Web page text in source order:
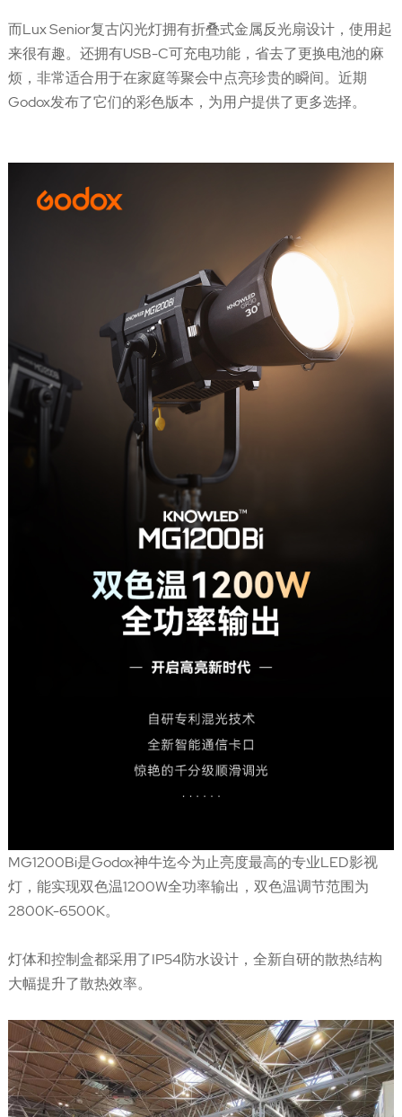
而Lux Senior复古闪光灯拥有折叠式金属反光扇设计，使用起
来很有趣。还拥有USB-C可充电功能，省去了更换电池的麻
烦，非常适合用于在家庭等聚会中点亮珍贵的瞬间。近期
Godox发布了它们的彩色版本，为用户提供了更多选择。
MG1200Bi是Godox神牛迄今为止亮度最高的专业LED影视
灯，能实现双色温1200W全功率输出，双色温调节范围为
2800K-6500K。
灯体和控制盒都采用了IP54防水设计，全新自研的散热结构
大幅提升了散热效率。